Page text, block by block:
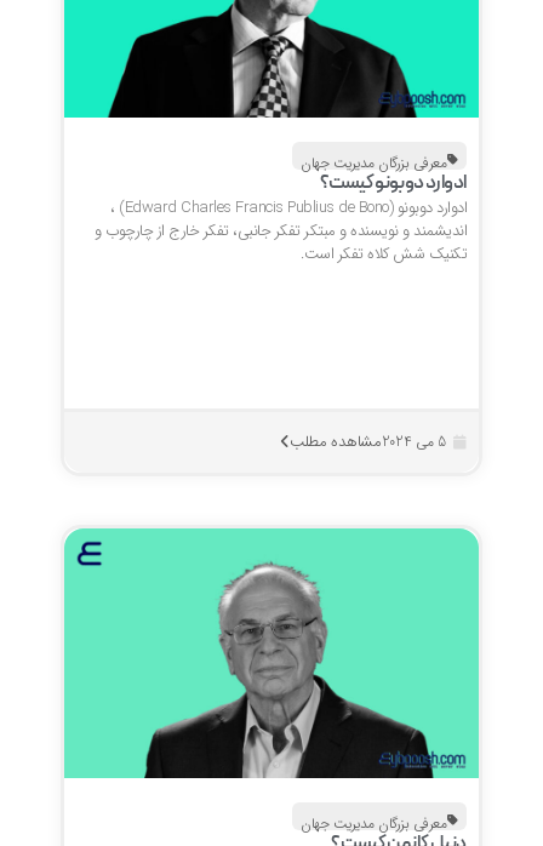
معرفی بزرگان مدیریت جهان
ادوارد دوبونو کیست؟
ادوارد دوبونو (Edward Charles Francis Publius de Bono) ،
اندیشمند و نویسنده و مبتکر تفکر جانبی، تفکر خارج از چارچوب و
تکنیک شش کلاه تفکر است.
مشاهده مطلب
معرفی بزرگان مدیریت جهان